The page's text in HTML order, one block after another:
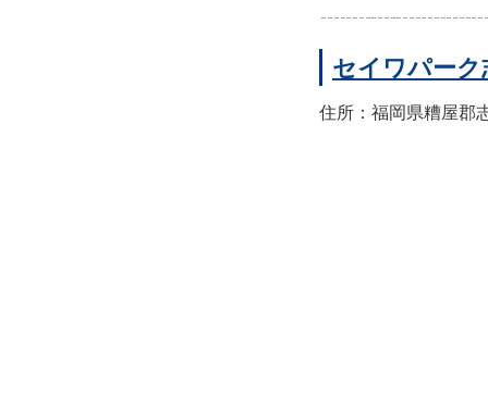
セイワパーク
住所：福岡県糟屋郡